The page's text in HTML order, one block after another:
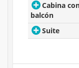
Cabina
balcón
Suite